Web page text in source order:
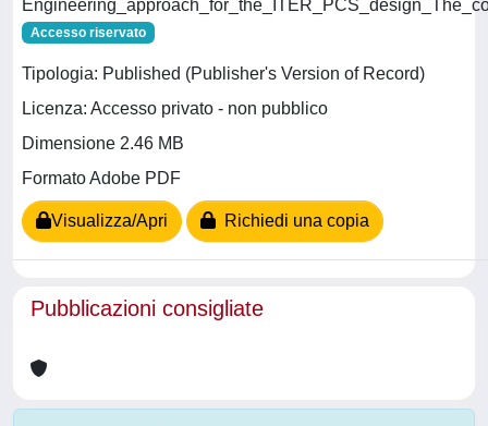
Accesso riservato
Tipologia: Published (Publisher's Version of Record)
Licenza: Accesso privato - non pubblico
Dimensione 2.46 MB
Formato Adobe PDF
Visualizza/Apri Richiedi una copia
Pubblicazioni consigliate